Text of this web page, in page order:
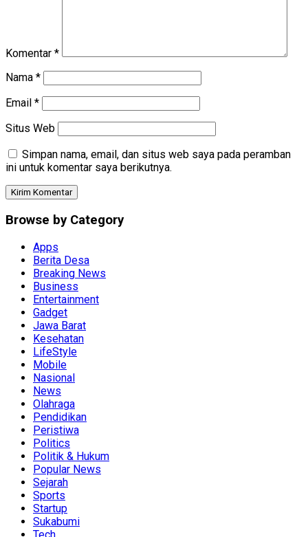
Komentar *
Nama *
Email *
Situs Web
Simpan nama, email, dan situs web saya pada peramban
ini untuk komentar saya berikutnya.
Browse by Category
Apps
Berita Desa
Breaking News
Business
Entertainment
Gadget
Jawa Barat
Kesehatan
LifeStyle
Mobile
Nasional
News
Olahraga
Pendidikan
Peristiwa
Politics
Politik & Hukum
Popular News
Sejarah
Sports
Startup
Sukabumi
Tech